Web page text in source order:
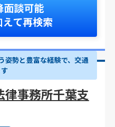
面談可能
て再検索
姿勢と豊富な経験で、交通
律事務所千葉支